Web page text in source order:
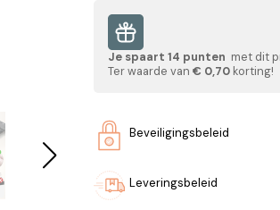
Je spaart 14 punten met dit
Ter waarde van € 0,70 korting!
Beveiligingsbeleid
Leveringsbeleid